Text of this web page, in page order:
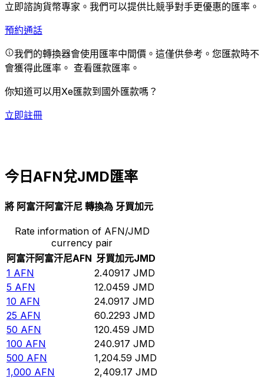
立即諮詢貨幣專家。 我們可以提供比競爭對手更優惠的匯率。
預約通話
我們的轉換器會使用匯率中間價。這僅供參考。您匯款時不
會獲得此匯率。 查看匯款匯率。
你知道可以用Xe匯款到國外匯款嗎？
立即註冊
今日AFN兌JMD匯率
將 阿富汗阿富汗尼 轉換為 牙買加元
Rate information of AFN/JMD
currency pair
阿富汗阿富汗尼AFN 牙買加元JMD
1 AFN 2.40917 JMD
5 AFN 12.0459 JMD
10 AFN 24.0917 JMD
25 AFN 60.2293 JMD
50 AFN 120.459 JMD
100 AFN 240.917 JMD
500 AFN 1,204.59 JMD
1,000 AFN 2,409.17 JMD